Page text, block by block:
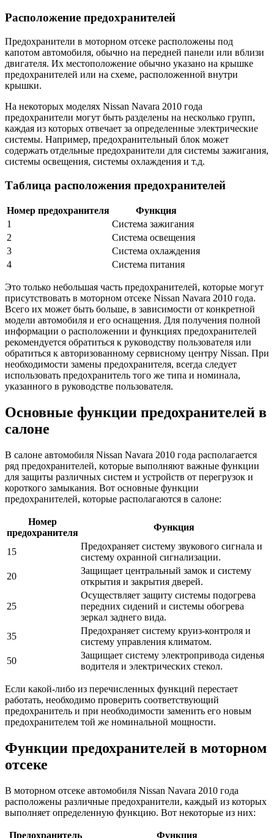
Расположение предохранителей
Предохранители в моторном отсеке расположены под
капотом автомобиля, обычно на передней панели или вблизи
двигателя. Их местоположение обычно указано на крышке
предохранителей или на схеме, расположенной внутри
крышки.
На некоторых моделях Nissan Navara 2010 года
предохранители могут быть разделены на несколько групп,
каждая из которых отвечает за определенные электрические
системы. Например, предохранительный блок может
содержать отдельные предохранители для системы зажигания,
системы освещения, системы охлаждения и т.д.
Таблица расположения предохранителей
Номер предохранителя
Функция
1
Система зажигания
2
Система освещения
3
Система охлаждения
4
Система питания
Это только небольшая часть предохранителей, которые могут
присутствовать в моторном отсеке Nissan Navara 2010 года.
Всего их может быть больше, в зависимости от конкретной
модели автомобиля и его оснащения. Для получения полной
информации о расположении и функциях предохранителей
рекомендуется обратиться к руководству пользователя или
обратиться к авторизованному сервисному центру Nissan. При
необходимости замены предохранителя, всегда следует
использовать предохранитель того же типа и номинала,
указанного в руководстве пользователя.
Основные функции предохранителей в
салоне
В салоне автомобиля Nissan Navara 2010 года располагается
ряд предохранителей, которые выполняют важные функции
для защиты различных систем и устройств от перегрузок и
короткого замыкания. Вот основные функции
предохранителей, которые располагаются в салоне:
Номер
предохранителя
Функция
15
Предохраняет систему звукового сигнала и
систему охранной сигнализации.
20
Защищает центральный замок и систему
открытия и закрытия дверей.
25
Осуществляет защиту системы подогрева
передних сидений и системы обогрева
зеркал заднего вида.
35
Предохраняет систему круиз-контроля и
систему управления климатом.
50
Защищает систему электропривода сиденья
водителя и электрических стекол.
Если какой-либо из перечисленных функций перестает
работать, необходимо проверить соответствующий
предохранитель и при необходимости заменить его новым
предохранителем той же номинальной мощности.
Функции предохранителей в моторном
отсеке
В моторном отсеке автомобиля Nissan Navara 2010 года
расположены различные предохранители, каждый из которых
выполняет определенную функцию. Вот некоторые из них:
Предохранитель Функция